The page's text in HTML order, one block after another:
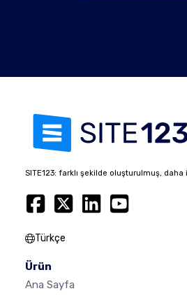
SITE123: farklı şekilde oluşturulmuş,
Türkçe
Ürün
Ana Sayfa